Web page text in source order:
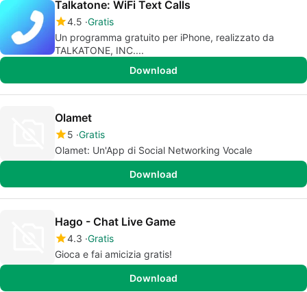
Talkatone: WiFi Text Calls
4.5 Gratis
Un programma gratuito per iPhone, realizzato da
TALKATONE, INC....
Download
Olamet
5 Gratis
Olamet: Un'App di Social Networking Vocale
Download
Hago - Chat Live Game
4.3 Gratis
Gioca e fai amicizia gratis!
Download